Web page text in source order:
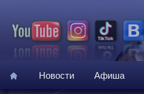
Новости Афиша